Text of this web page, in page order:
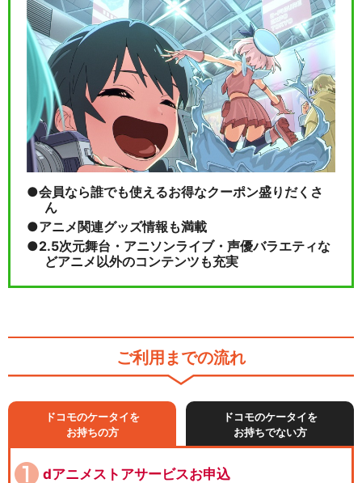
会員なら誰でも使えるお得なクーポン盛りだくさ
ん
アニメ関連グッズ情報も満載
2.5次元舞台・アニソンライブ・声優バラエティな
どアニメ以外のコンテンツも充実
ご利用までの流れ
ドコモのケータイを
お持ちの方
ドコモのケータイを
お持ちでない方
dアニメストアサービスお申込